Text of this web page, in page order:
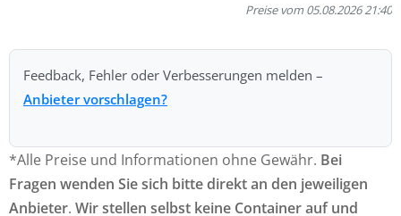
Preise vom 05.08.2026 21:40
Feedback, Fehler oder Verbesserungen melden –
Anbieter vorschlagen?
*Alle Preise und Informationen ohne Gewähr. Bei
Fragen wenden Sie sich bitte direkt an den jeweiligen
Anbieter. Wir stellen selbst keine Container auf und